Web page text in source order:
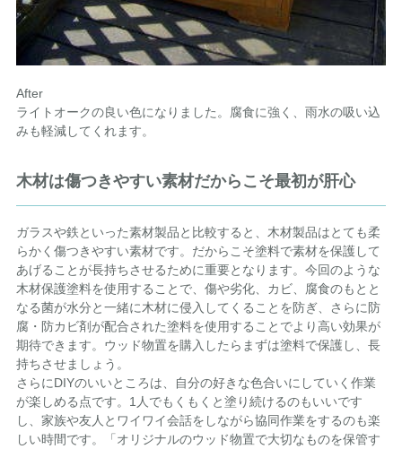
After
ライトオークの良い色になりました。腐食に強く、雨水の吸い込
みも軽減してくれます。
木材は傷つきやすい素材だからこそ最初が肝心
ガラスや鉄といった素材製品と比較すると、木材製品はとても柔
らかく傷つきやすい素材です。だからこそ塗料で素材を保護して
あげることが長持ちさせるために重要となります。今回のような
木材保護塗料を使用することで、傷や劣化、カビ、腐食のもとと
なる菌が水分と一緒に木材に侵入してくることを防ぎ、さらに防
腐・防カビ剤が配合された塗料を使用することでより高い効果が
期待できます。ウッド物置を購入したらまずは塗料で保護し、長
持ちさせましょう。
さらにDIYのいいところは、自分の好きな色合いにしていく作業
が楽しめる点です。1人でもくもくと塗り続けるのもいいです
し、家族や友人とワイワイ会話をしながら協同作業をするのも楽
しい時間です。「オリジナルのウッド物置で大切なものを保管す